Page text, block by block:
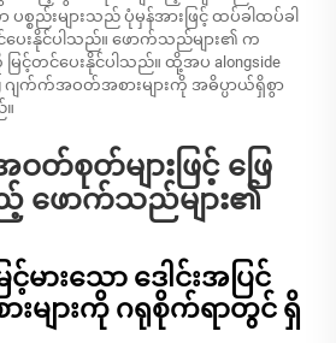
စည်းများသည် ပုံမှန်အားဖြင့် ထပ်ခါထပ်ခါ
ပေးနိုင်ပါသည်။ ဖောက်သည်များ၏ က
မြင့်တင်ပေးနိုင်ပါသည်။ ထို့အပ alongside
ဂျက်က်အဝတ်အစားများကို အဓိပ္ပာယ်ရှိစွာ
။
တ်စုတ်များဖြင့် ဖြေ
ဖောက်သည်များ၏
ားသော ဒေါင်းအပြင်
ျားကို ဂရုစိုက်ရာတွင် ရှိ